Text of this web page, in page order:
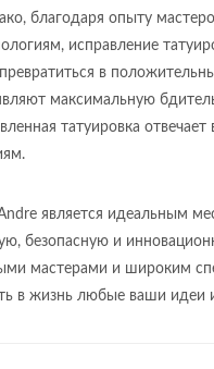
благодаря опыту
исправление
в
максимальную
татуировка
является идеальным
безопасную и
мастерами и широким
в жизнь любые ваши идеи